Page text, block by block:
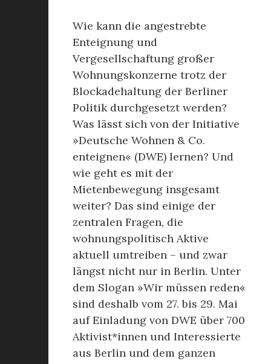
Wie kann die angestrebte
Enteignung und
Vergesellschaftung großer
Wohnungskonzerne trotz der
Blockadehaltung der Berliner
Politik durchgesetzt werden?
Was lässt sich von der Initiative
»Deutsche Wohnen & Co.
enteignen« (DWE) lernen? Und
wie geht es mit der
Mietenbewegung insgesamt
weiter? Das sind einige der
zentralen Fragen, die
wohnungspolitisch Aktive
aktuell umtreiben – und zwar
längst nicht nur in Berlin. Unter
dem Slogan »Wir müssen reden«
sind deshalb vom 27. bis 29. Mai
auf Einladung von DWE über 700
Aktivist*innen und Interessierte
aus Berlin und dem ganzen